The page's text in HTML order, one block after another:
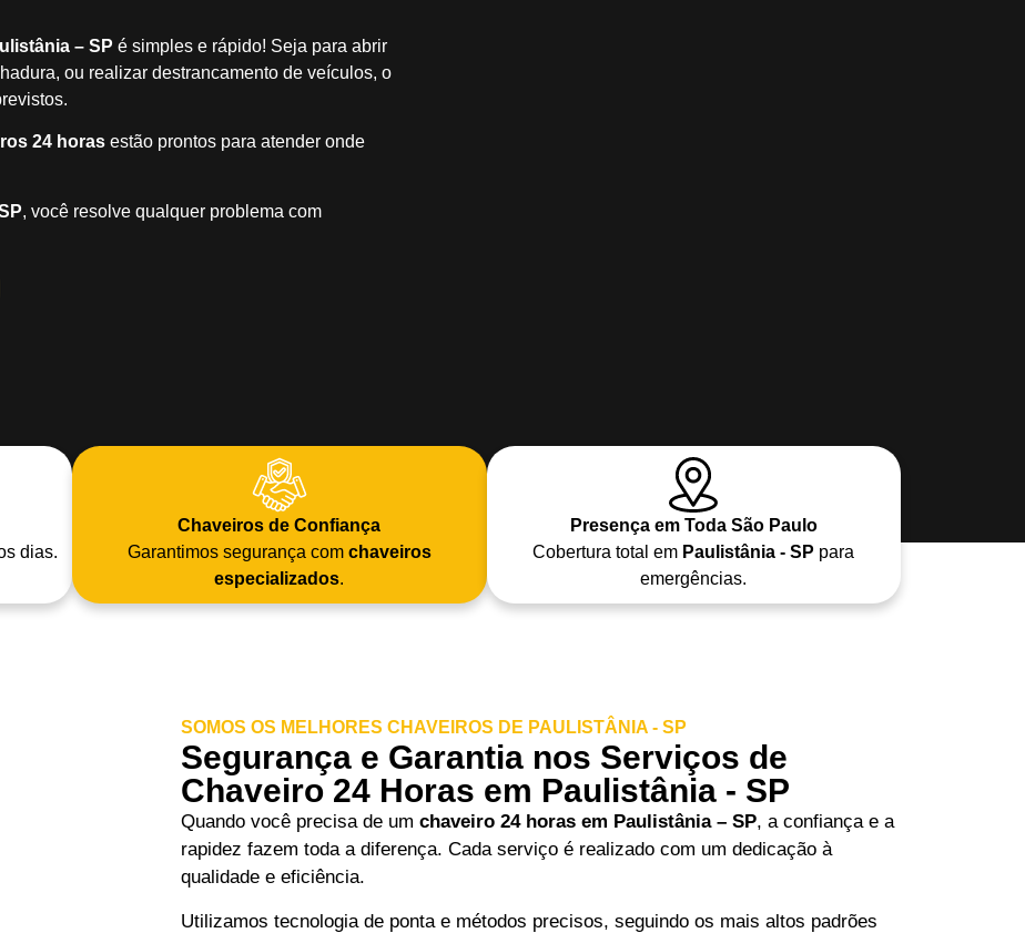
– SP é simples e rápido! Seja para abrir
ou realizar destrancamento de veículos, o
24 horas estão prontos para atender onde
, você resolve qualquer problema com
dias.
Chaveiros de Confiança
Garantimos segurança com chaveiros
especializados.
Presença em Toda São Paulo
Cobertura total em Paulistânia - SP para
emergências.
SOMOS OS MELHORES CHAVEIROS DE PAULISTÂNIA - SP
Segurança e Garantia nos Serviços de
Chaveiro 24 Horas em Paulistânia - SP
Quando você precisa de um chaveiro 24 horas em Paulistânia – SP, a confiança e a
rapidez fazem toda a diferença. Cada serviço é realizado com um dedicação à
qualidade e eficiência.
Utilizamos tecnologia de ponta e métodos precisos, seguindo os mais altos padrões